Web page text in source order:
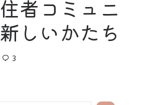
者コミュニ
しいかたち
3